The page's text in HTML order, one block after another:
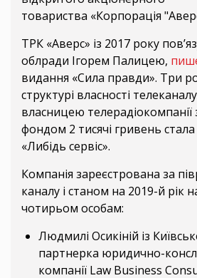
товариства «Корпорація
ТРК «Аверс» із 2017 року
облради Ігорем Палицею,
видання «Сила правди». Три
структурі власності
власницею телерадіокомпанії
фондом 2 тисячі гривень стала
«Либідь сервіс».
Компанія зареєстрована за
каналу і станом на 2019-й рік
чотирьом особам:
Людмилі Осикіній із
партнерка юридично-
компанії Law Business